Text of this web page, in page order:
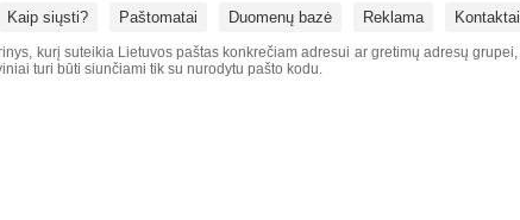
Kaip siųsti? Paštomatai Duomenų bazė Reklama Kontaktai
kurį suteikia Lietuvos paštas konkrečiam adresui ar gretimų adresų grupei,
turi būti siunčiami tik su nurodytu pašto kodu.